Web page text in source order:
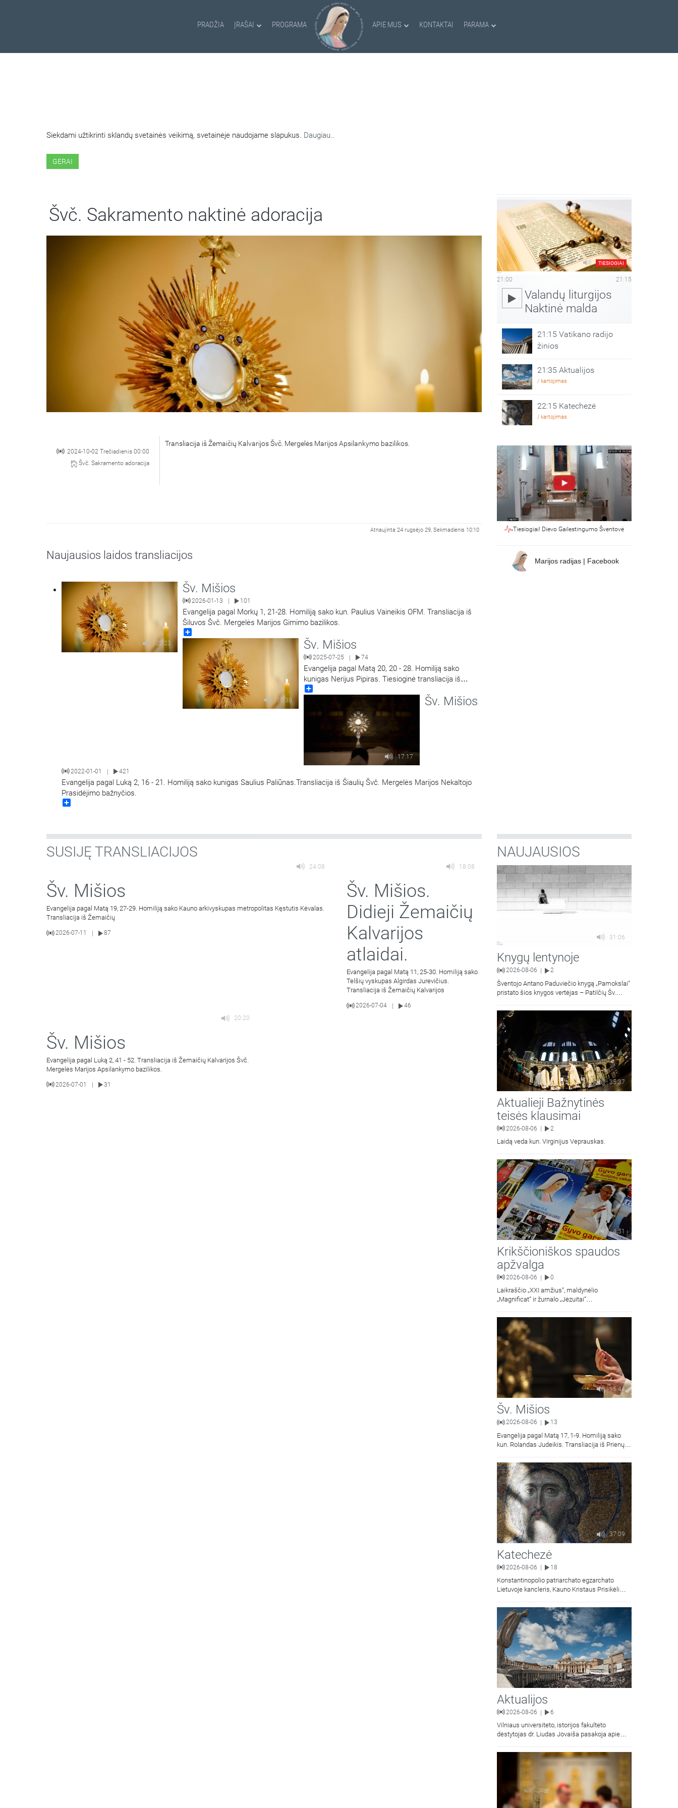
PRADŽIA ĮRAŠAI PROGRAMA APIE MUS KONTAKTAI PARAMA
Siekdami užtikrinti sklandų svetainės veikimą, svetainėje naudojame slapukus. Daugiau..
GERAI
Švč. Sakramento naktinė adoracija
2024-10-02 Trečiadienis 00:00
Švč. Sakramento adoracija
Transliacija iš Žemaičių Kalvarijos Švč. Mergelės Marijos Apsilankymo bazilikos.
Atnaujinta 24 rugsėjo 29, Sekmadienis 10:10
Naujausios laidos transliacijos
22:23
Šv. Mišios
2026-01-13 101
Evangelija pagal Morkų 1, 21-28. Homiliją sako kun. Paulius Vaineikis OFM. Transliacija iš
Šiluvos Švč. Mergelės Marijos Gimimo bazilikos.
15:38
Šv. Mišios
2025-07-25 | 74
Evangelija pagal Matą 20, 20 - 28. Homiliją sako
kunigas Nerijus Pipiras. Tiesioginė transliacija iš
Viešpaties Apreiškimo Švč. Mergelei Marijai koplyčios
17:17
Šv. Mišios
2022-01-01 | 421
Evangelija pagal Luką 2, 16 - 21. Homiliją sako kunigas Saulius Paliūnas.Transliacija iš Šiaulių Švč. Mergelės Marijos Nekaltojo
Prasidėjimo bažnyčios.
TIESIOGIAI
21:00 21:15
Valandų liturgijos
Naktinė malda
21:15 Vatikano radijo
žinios
21:35 Aktualijos
/ kartojimas
22:15 Katechezė
/ kartojimas
Tiesiogiai! Dievo Gailestingumo Šventovė
Marijos radijas | Facebook
SUSIJĘ TRANSLIACIJOS
24:08
Šv. Mišios
Evangelija pagal Matą 19, 27-29. Homiliją sako Kauno arkivyskupas metropolitas Kęstutis Kėvalas.
Transliacija iš Žemaičių
2026-07-11 87
18:08
Šv. Mišios.
Didieji Žemaičių
Kalvarijos
atlaidai.
Evangelija pagal Matą 11, 25-30. Homiliją sako
Telšių vyskupas Algirdas Jurevičius.
Transliacija iš Žemaičių Kalvarijos
2026-07-04
46
20:20
Šv. Mišios
Evangelija pagal Luką 2, 41 - 52. Transliacija iš Žemaičių Kalvarijos Švč.
Mergelės Marijos Apsilankymo bazilikos.
2026-07-01 31
NAUJAUSIOS
31:06
Knygų lentynoje
2026-08-06 2
Šventojo Antano Paduviečio knygą „Pamokslai“
pristato šios knygos vertėjas – Patilčių Šv.
moralinės teologijos dr. Algirdas Petras
35:37
Aktualieji Bažnytinės
teisės klausimai
2026-08-06 2
Laidą veda kun. Virginijus Veprauskas.
4:51
Krikščioniškos spaudos
apžvalga
2026-08-06 | 0
Laikraščio „XXI amžius“, maldynėlio
„Magnificat“ ir žurnalo „Jėzuitai“
15:44
Šv. Mišios
2026-08-06 13
Evangelija pagal Matą 17, 1-9. Homiliją sako
kun. Rolandas Judeikis. Transliacija iš Prienų
37:09
Katechezė
2026-08-06 18
Konstantinopolio patriarchato egzarchato
Lietuvoje kancleris, Kauno Kristaus Prisikėlimo
kunigas Vitalijus Mockus pasakoja apie
Kristaus Atsimainymo šventę.
35:43
Aktualijos
2026-08-06 | 6
Vilniaus universiteto, istorijos fakulteto
dėstytojas dr. Liudas Jovaiša pasakoja apie
Jacevičius.